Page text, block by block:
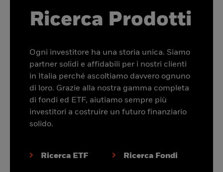
Ricerca Prodotti
Ogni investitore ha una storia unica. Siamo
partner solidi e affidabili per i nostri clienti
in Italia perché ascoltiamo davvero ognuno
di loro. Grazie alla nostra gamma completa
di fondi ed ETF, aiutiamo sempre più
investitori a costruire un futuro finanziario
solido.
Ricerca ETF Ricerca Fondi